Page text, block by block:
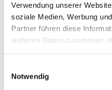
Verwendung unserer
soziale Medien, Werbung
Partner führen diese
weiteren Daten zusammen,
Notwendig